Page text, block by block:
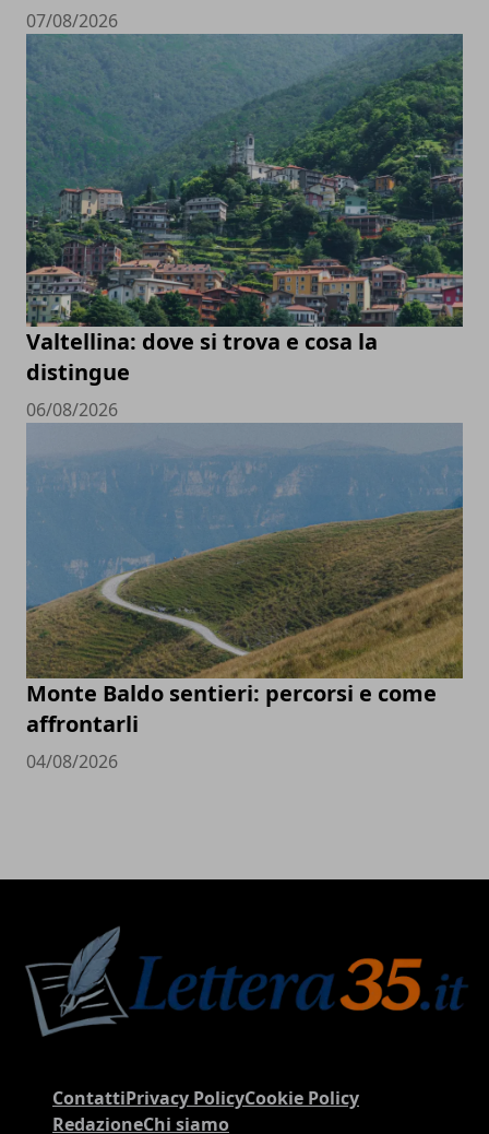
07/08/2026
Valtellina: dove si trova e cosa la
distingue
06/08/2026
Monte Baldo sentieri: percorsi e come
affrontarli
04/08/2026
ContattiPrivacy PolicyCookie Policy
RedazioneChi siamo